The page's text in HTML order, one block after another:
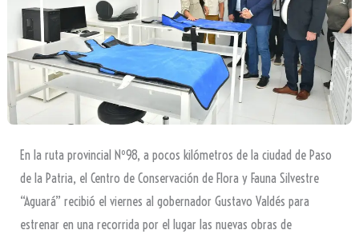
En la ruta provincial Nº98, a pocos kilómetros de la ciudad de Paso
de la Patria, el Centro de Conservación de Flora y Fauna Silvestre
“Aguará” recibió el viernes al gobernador Gustavo Valdés para
estrenar en una recorrida por el lugar las nuevas obras de